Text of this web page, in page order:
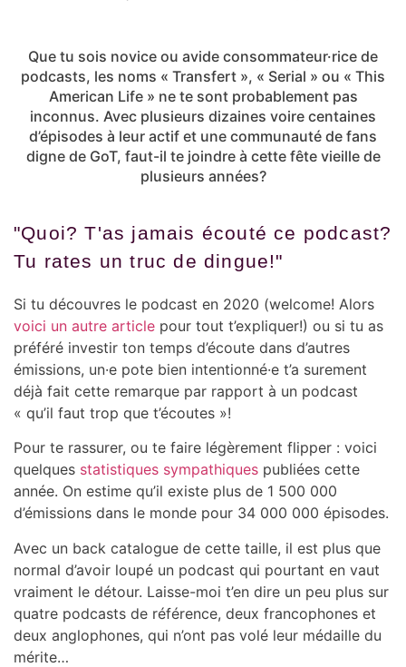
Que tu sois novice ou avide consommateur·rice de
podcasts, les noms « Transfert », « Serial » ou « This
American Life » ne te sont probablement pas
inconnus. Avec plusieurs dizaines voire centaines
d’épisodes à leur actif et une communauté de fans
digne de GoT, faut-il te joindre à cette fête vieille de
plusieurs années?
"Quoi? T'as jamais écouté ce podcast?
Tu rates un truc de dingue!"
Si tu découvres le podcast en 2020 (welcome! Alors
voici un autre article pour tout t’expliquer!) ou si tu as
préféré investir ton temps d’écoute dans d’autres
émissions, un·e pote bien intentionné·e t’a surement
déjà fait cette remarque par rapport à un podcast
« qu’il faut trop que t’écoutes »!
Pour te rassurer, ou te faire légèrement flipper : voici
quelques statistiques sympathiques publiées cette
année. On estime qu’il existe plus de 1 500 000
d’émissions dans le monde pour 34 000 000 épisodes.
Avec un back catalogue de cette taille, il est plus que
normal d’avoir loupé un podcast qui pourtant en vaut
vraiment le détour. Laisse-moi t’en dire un peu plus sur
quatre podcasts de référence, deux francophones et
deux anglophones, qui n’ont pas volé leur médaille du
mérite…